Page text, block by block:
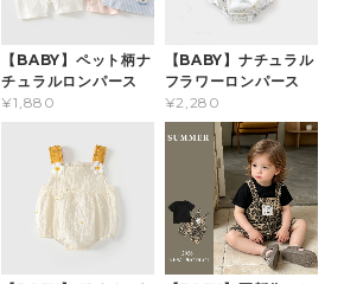
【BABY】ペット柄ナ
チュラルロンパース
¥1,880
【BABY】ナチュラル
フラワーロンパース
¥2,280